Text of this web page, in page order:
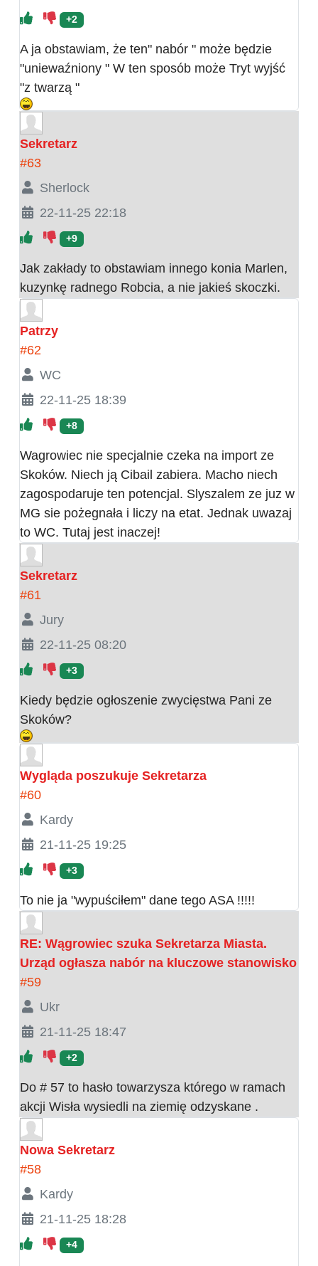
+2
A ja obstawiam, że ten" nabór " może będzie
"uniewaźniony " W ten sposób może Tryt wyjść
"z twarzą "
Sekretarz
#63
Sherlock
22-11-25 22:18
+9
Jak zakłady to obstawiam innego konia Marlen,
kuzynkę radnego Robcia, a nie jakieś skoczki.
Patrzy
#62
WC
22-11-25 18:39
+8
Wagrowiec nie specjalnie czeka na import ze
Skoków. Niech ją Cibail zabiera. Macho niech
zagospodaruje ten potencjal. Slyszalem ze juz w
MG sie pożegnała i liczy na etat. Jednak uwazaj
to WC. Tutaj jest inaczej!
Sekretarz
#61
Jury
22-11-25 08:20
+3
Kiedy będzie ogłoszenie zwycięstwa Pani ze
Skoków?
Wygląda poszukuje Sekretarza
#60
Kardy
21-11-25 19:25
+3
To nie ja "wypuściłem" dane tego ASA !!!!!
RE: Wągrowiec szuka Sekretarza Miasta.
Urząd ogłasza nabór na kluczowe stanowisko
#59
Ukr
21-11-25 18:47
+2
Do # 57 to hasło towarzysza którego w ramach
akcji Wisła wysiedli na ziemię odzyskane .
Nowa Sekretarz
#58
Kardy
21-11-25 18:28
+4